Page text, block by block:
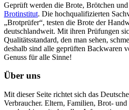
Geprüft werden die Brote, Brötchen
Brotinstitut. Die hochqualifizierten
„Brotprüfer“, testen die Brote der
deutschlandweit. Mit ihren Prüfungen
Qualitätsstandard, den man sehen,
deshalb sind alle geprüften Backwaren
Genuss für alle Sinne!
Über uns
Mit dieser Seite richtet sich das
Verbraucher. Eltern, Familien, Brot- und